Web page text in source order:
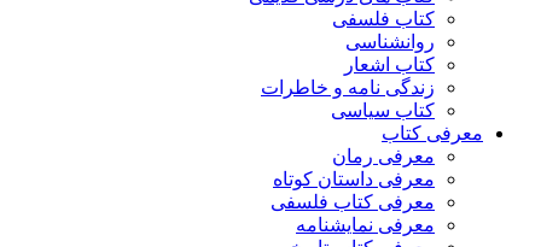
کتاب فلسفی
روانشناسی
کتاب اشعار
زندگی نامه و خاطرات
کتاب سیاسی
معرفی کتاب
معرفی رمان
معرفی داستان کوتاه
معرفی کتاب فلسفی
معرفی نمایشنامه